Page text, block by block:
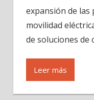
expansión de
movilidad
de soluciones de
Leer más